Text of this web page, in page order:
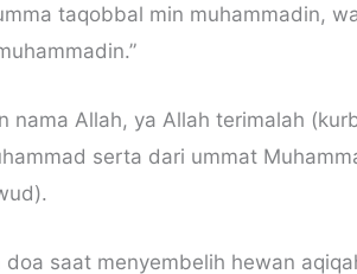
taqobbal min muhammadin,
nama Allah, ya Allah terimalah
serta dari ummat
doa saat menyembelih hewan